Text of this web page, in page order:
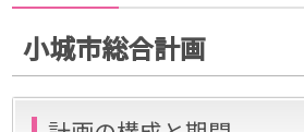
小城市総合計画